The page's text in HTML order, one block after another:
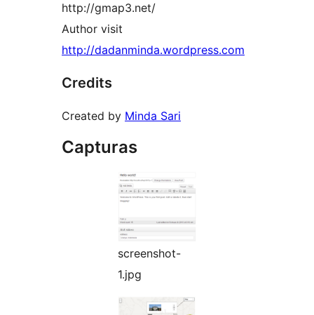
http://gmap3.net/
Author visit
http://dadanminda.wordpress.com
Credits
Created by Minda Sari
Capturas
screenshot-
1.jpg